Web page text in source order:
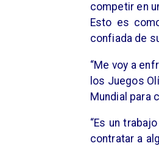
competir en
Esto es
confiada de
“Me voy a
los Juegos
Mundial para
“Es un
contratar a